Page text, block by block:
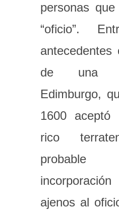
personas
“oficio”.
de una
Edimburgo,
1600
rico
ajenos al